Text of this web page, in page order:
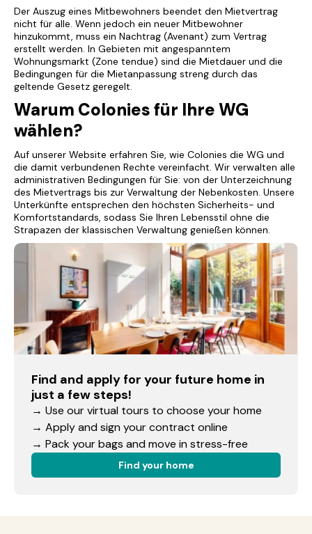
Der Auszug eines Mitbewohners beendet den Mietvertrag
nicht für alle. Wenn jedoch ein neuer Mitbewohner
hinzukommt, muss ein Nachtrag (Avenant) zum Vertrag
erstellt werden. In Gebieten mit angespanntem
Wohnungsmarkt (Zone tendue) sind die Mietdauer und die
Bedingungen für die Mietanpassung streng durch das
geltende Gesetz geregelt.
Warum Colonies für Ihre WG
wählen?
Auf unserer Website erfahren Sie, wie Colonies die WG und
die damit verbundenen Rechte vereinfacht. Wir verwalten alle
administrativen Bedingungen für Sie: von der Unterzeichnung
des Mietvertrags bis zur Verwaltung der Nebenkosten. Unsere
Unterkünfte entsprechen den höchsten Sicherheits- und
Komfortstandards, sodass Sie Ihren Lebensstil ohne die
Strapazen der klassischen Verwaltung genießen können.
Find and apply for your future home in
just a few steps!
→ Use our virtual tours to choose your home
→ Apply and sign your contract online
→ Pack your bags and move in stress-free
Find your home